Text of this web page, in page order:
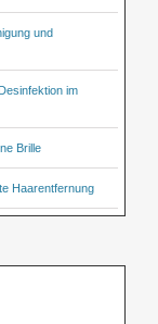
und
im
Brille
Haarentfernung